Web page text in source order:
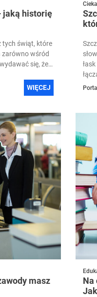
jaką historię
tych świąt, które
zarówno wśród
się, że
WIĘCEJ
masz
Na